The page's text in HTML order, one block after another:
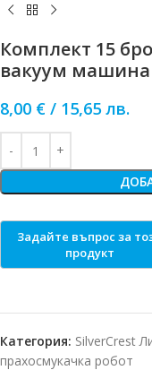
Комплект 15
вакуум машина
8,00 € / 15,65лв.
Категория: SilverCrest
прахосмукачка робот